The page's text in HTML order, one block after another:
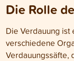
Die Rolle
Die Verdauung ist
verschiedene
Verdauungssäfte,